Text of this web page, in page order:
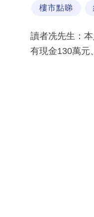
樓市點睇
讀者冼先生：
有現金130萬元